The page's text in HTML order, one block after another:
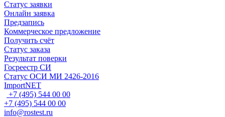
Статус заявки
Онлайн заявка
Предзапись
Коммерческое предложение
Получить счёт
Статус заказа
Результат поверки
Госреестр СИ
Статус ОСИ МИ 2426-2016
ImportNET
+7 (495) 544 00 00
+7 (495) 544 00 00
info@rostest.ru